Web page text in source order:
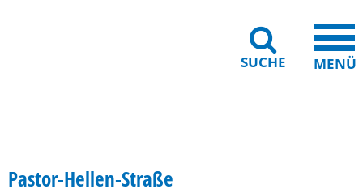
SUCHE MENÜ
Pastor-Hellen-Straße